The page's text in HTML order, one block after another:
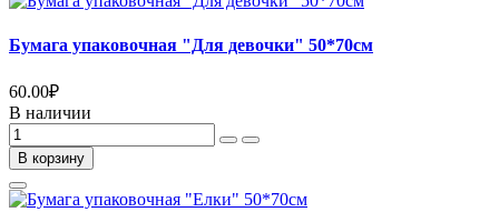
Бумага упаковочная "Для девочки" 50*70см
60.00₽
В наличии
В корзину